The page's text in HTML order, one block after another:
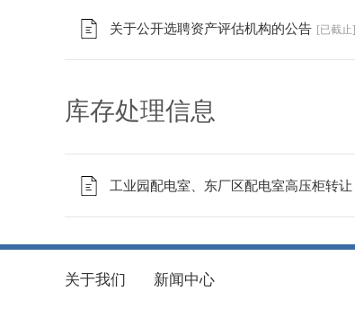
关于公开选聘资产评估机构的公告 [已截止]
库存处理信息
工业园配电室、东厂区配电室高压柜转让
关于我们 新闻中心